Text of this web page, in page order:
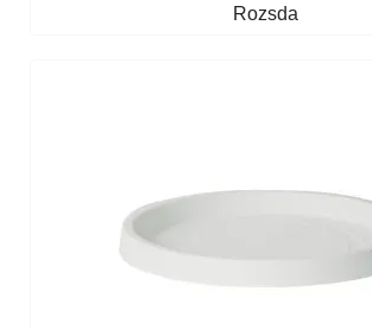
Rozsda